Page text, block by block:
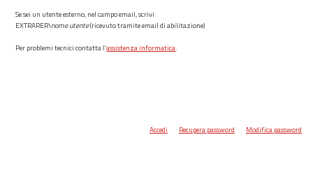
Se sei un utente esterno, nel campo email, scrivi
EXTRARER\nome utente(ricevuto tramite email di abilitazione)
Per problemi tecnici contatta l’assistenza informatica.
Accedi Recupera password Modifica password